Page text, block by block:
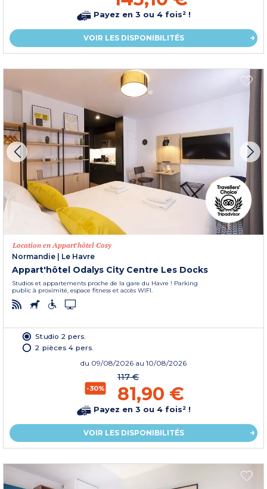
Payez en 3 ou 4 fois² !
VOIR LES DISPONIBILITÉS
Location en Appart'hôtel Cosy
Normandie
Le Havre
Appart'hôtel Odalys City Centre Les Docks
Studios et appartements proche de la gare du Havre ! Parking
public à proximité, espace fitness et accès WIFI.
Studio 2 pers.
2 pièces 4 pers.
du 09/08/2026 au 10/08/2026
-30%
117 €
81,90 €
Payez en 3 ou 4 fois² !
VOIR LES DISPONIBILITÉS